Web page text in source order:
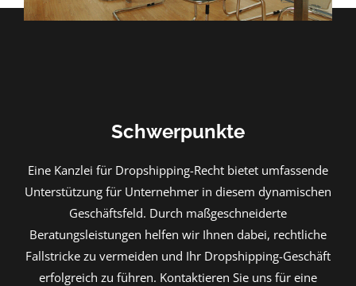
Schwerpunkte
Eine Kanzlei für Dropshipping-Recht bietet umfassende
Unterstützung für Unternehmer in diesem dynamischen
Geschäftsfeld. Durch maßgeschneiderte
Beratungsleistungen helfen wir Ihnen dabei, rechtliche
Fallstricke zu vermeiden und Ihr Dropshipping-Geschäft
erfolgreich zu führen. Kontaktieren Sie uns für eine